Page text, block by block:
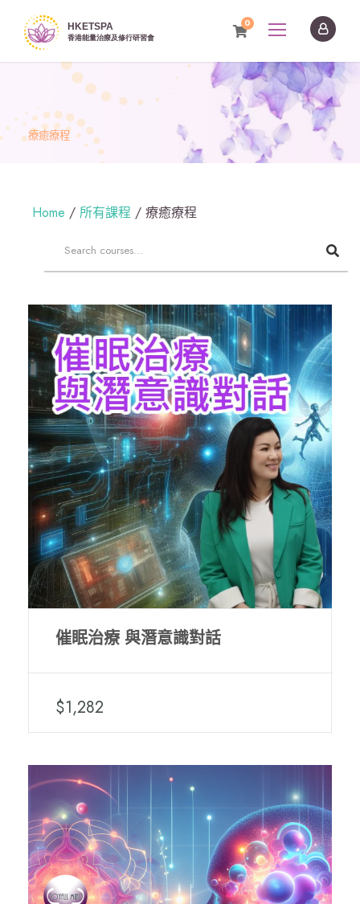
0
療癒療程
Home 所有課程 療癒療程
催眠治療 與潛意識對話
$1,282